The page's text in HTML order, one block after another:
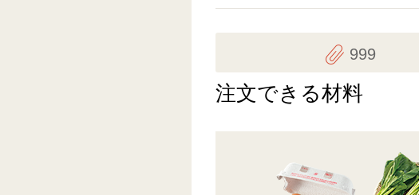
999
注文できる材料